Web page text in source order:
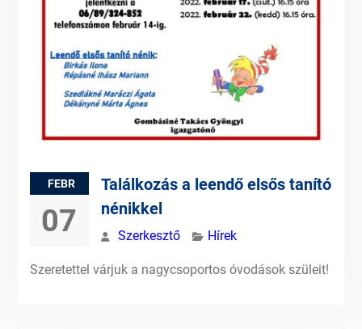
FEBR
07
Találkozás a leendő elsős tanító
nénikkel
Szerkesztő Hírek
Szeretettel várjuk a nagycsoportos óvodások szüleit!